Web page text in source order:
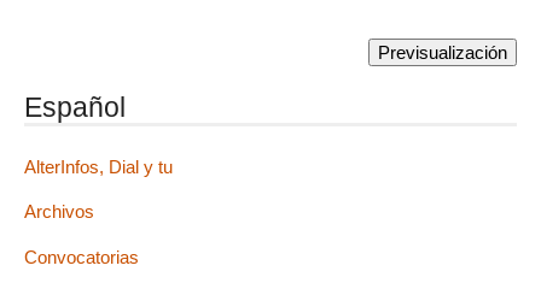
Español
AlterInfos, Dial y tu
Archivos
Convocatorias